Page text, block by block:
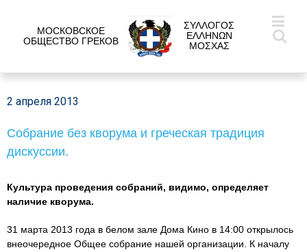
МОСКОВСКОЕ
ОБЩЕСТВО ГРЕКОВ
ΣΥΛΛΟΓΟΣ
ΕΛΛΗΝΩΝ
ΜΟΣΧΑΣ
2 апреля 2013
Собрание без кворума и греческая традиция
дискуссии.
Культура проведения собраний, видимо, определяет
наличие кворума.
31 марта 2013 года в белом зале Дома Кино в 14:00 открылось
внеочередное Общее собрание нашей организации. К началу